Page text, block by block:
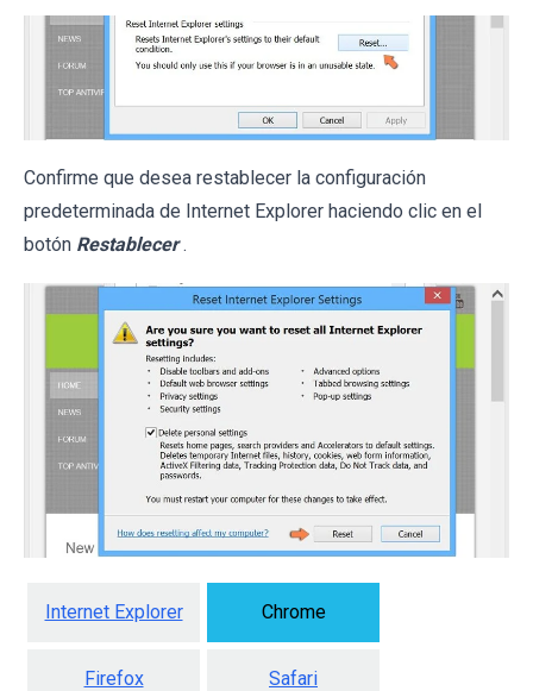
Confirme que desea restablecer la configuración
predeterminada de Internet Explorer haciendo clic en el
botón Restablecer .
Internet Explorer Chrome
Firefox Safari